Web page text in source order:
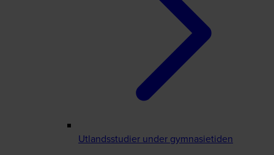
Utlandsstudier under gymnasietiden